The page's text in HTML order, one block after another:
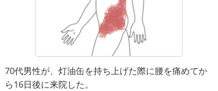
70代男性が、灯油缶を持ち上げた際に腰を痛めてか
ら16日後に来院した。